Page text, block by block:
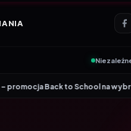
na wybrane monitory•Patriot i